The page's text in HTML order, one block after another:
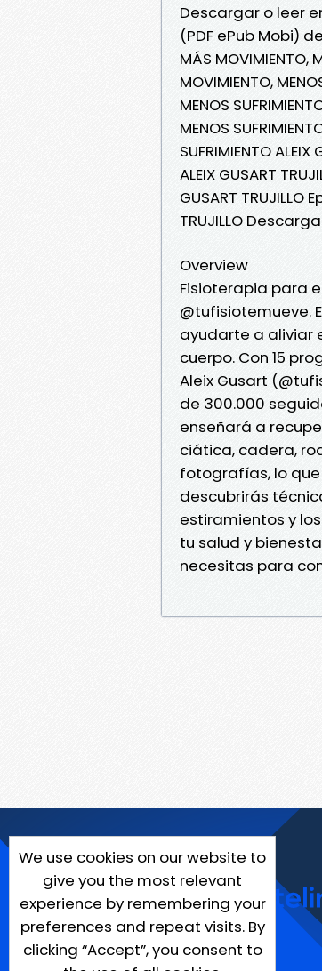
Descargar o leer en
(PDF ePub Mobi) de
MÁS MOVIMIENTO,
MOVIMIENTO,
MENOS
MENOS
SUFRIMIENTO ALEIX
ALEIX GUSART
GUSART TRUJILLO
TRUJILLO
Overview
Fisioterapia para
@tufisiotemueve.
ayudarte a aliviar
cuerpo. Con 15
Aleix Gusart
de 300.000
enseñará a
ciática, cadera,
fotografías, lo
descubrirás
estiramientos y
tu salud y
necesitas para
We use cookies on our website to
give you the most relevant
experience by remembering your
preferences and repeat visits. By
clicking “Accept”, you consent to